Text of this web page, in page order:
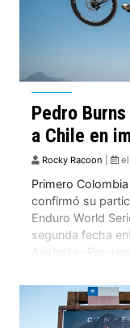
Pedro
a Chile en
Rocky Racoon
Primero
confirmó su
Enduro World
segunda fecha
Australia.-
urbano que
Abajo: